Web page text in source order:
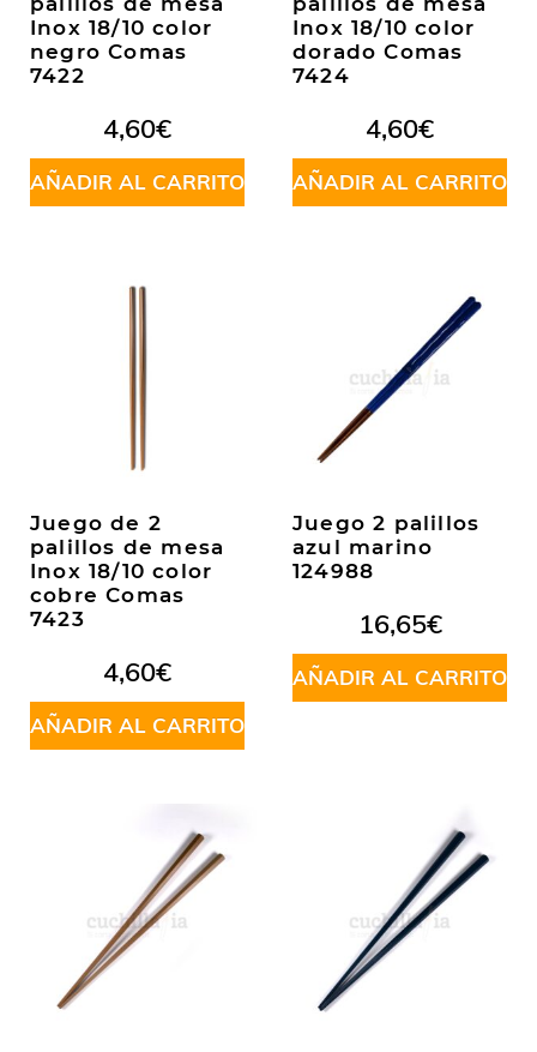
Inox 18/10 color
negro Comas
7422
4,60€
AÑADIR AL CARRITO
Inox 18/10 color
dorado Comas
7424
4,60€
AÑADIR AL CARRITO
Juego de 2
palillos de mesa
Inox 18/10 color
cobre Comas
7423
4,60€
AÑADIR AL CARRITO
Juego 2 palillos
azul marino
124988
16,65€
AÑADIR AL CARRITO